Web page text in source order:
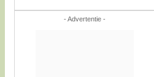
- Advertentie -